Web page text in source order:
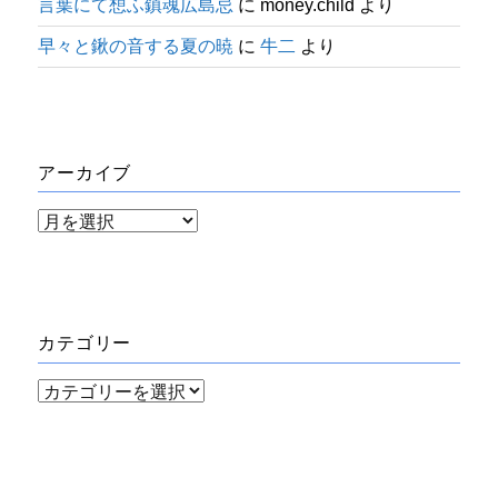
言葉にて想ふ鎮魂広島忌 に money.child より
早々と鍬の音する夏の暁 に牛二 より
アーカイブ
ア
ブ
カテゴリー
カ